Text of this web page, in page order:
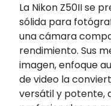
La Nikon Z50II se
sólida para
una cámara
rendimiento. Sus
imagen, enfoque
de video la
versátil y potente,